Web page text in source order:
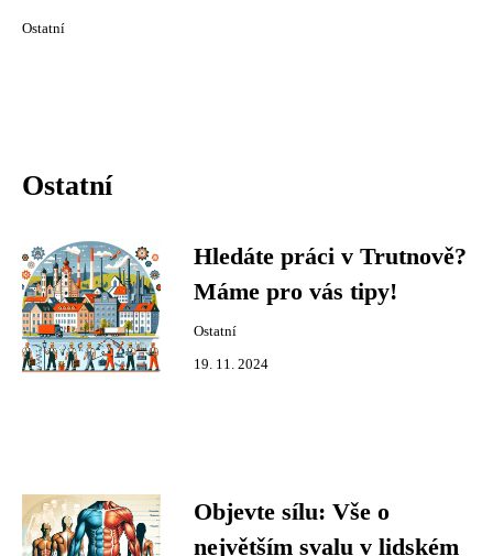
Ostatní
Ostatní
Hledáte práci v Trutnově?
Máme pro vás tipy!
Ostatní
19. 11. 2024
Objevte sílu: Vše o
největším svalu v lidském